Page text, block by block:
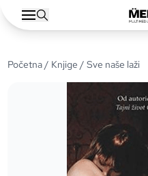
Početna/ Knjige / Sve naše laži